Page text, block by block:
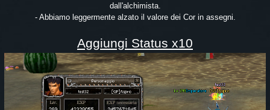
dall'alchimista.
- Abbiamo leggermente alzato il valore dei Cor in assegni.
Aggiungi Status x10